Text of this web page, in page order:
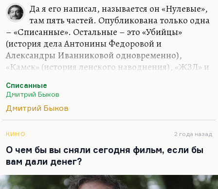
Да я его написал, называется он «Нулевые»,
там пять частей. Опубликована только одна
– «Списанные». Остальные – это «Убийцы»
(история дела Антонины Федоровой и
Александры Иванниковой одновременно),
«Камск» (история ленского наводнения), «ЖЗЛ» и
Свиридова, который возвращается из
эмиграции). Десять-пятнадцать лет нам
происходит действие. Но я не хочу его печатать;
роман хорошо, когда есть эпохальное время на
дворе. Сегодня это не тот жанр, в котором надо
выступать. Мне вообще кажется, что время
Списанные
Дмитрий Быков
Дмитрий Быков
КИНО 2 года назад
О чем бы вы сняли сегодня фильм, если бы
вам дали денег?